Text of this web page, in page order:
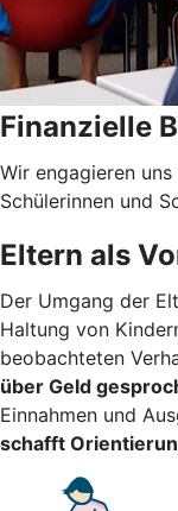
Finanzielle
Wir engagieren
Schülerinnen und
Eltern als
Der Umgang der
Haltung von
beobachteten
über Geld
Einnahmen und
schafft